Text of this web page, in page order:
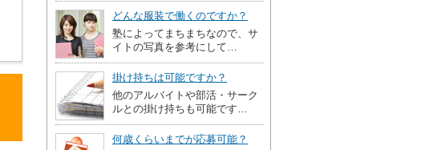
どんな服装で働くのですか？
塾によってまちまちなので、サ
イトの写真を参考にして…
掛け持ちは可能ですか？
他のアルバイトや部活・サーク
ルとの掛け持ちも可能です…
何歳くらいまでが応募可能？